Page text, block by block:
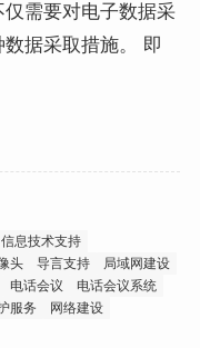
需要对电子数据采
据采取措施。 即
信息技术支持
头 导言支持
局域网建设
电话会议
电话会议系统
服务
网络建设